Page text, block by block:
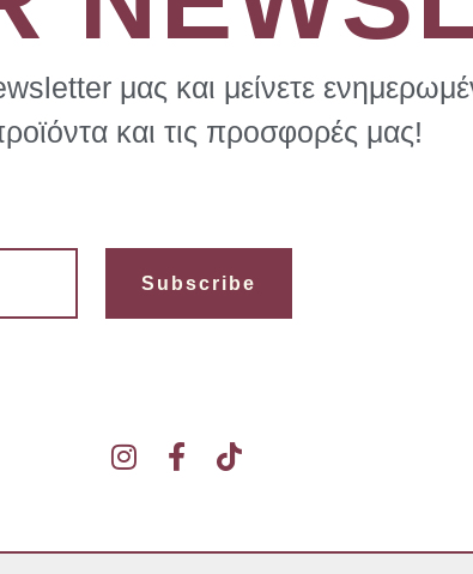
μας και μείνετε
και τις προσφορές μας!
Subscribe
I
F
a
T
i